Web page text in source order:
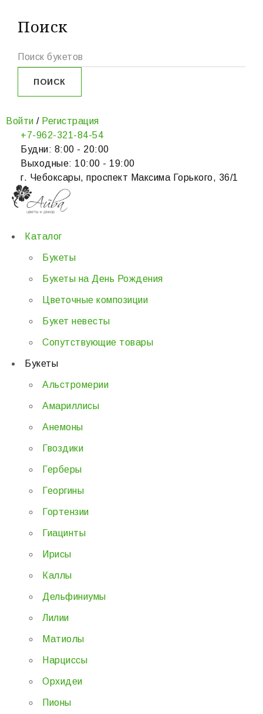
Поиск
Войти / Регистрация
+7-962-321-84-54
Будни: 8:00 - 20:00
Выходные: 10:00 - 19:00
г. Чебоксары, проспект Максима Горького, 36/1
Каталог
Букеты
Букеты на День Рождения
Цветочные композиции
Букет невесты
Сопутствующие товары
Букеты
Альстромерии
Амариллисы
Анемоны
Гвоздики
Герберы
Георгины
Гортензии
Гиацинты
Ирисы
Каллы
Дельфиниумы
Лилии
Матиолы
Нарциссы
Орхидеи
Пионы